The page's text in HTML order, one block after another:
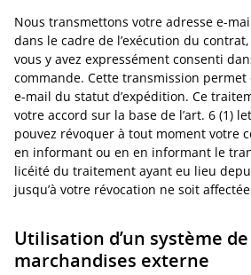
Nous transmettons votre adresse e-
dans le cadre de l’exécution du
vous y avez expressément consenti
commande. Cette transmission
e-mail du statut d’expédition. Ce
votre accord sur la base de l’art. 6 (1)
pouvez révoquer à tout moment votre
en informant ou en en informant le
licéité du traitement ayant eu lieu
jusqu’à votre révocation ne soit
Utilisation d’un système
marchandises externe